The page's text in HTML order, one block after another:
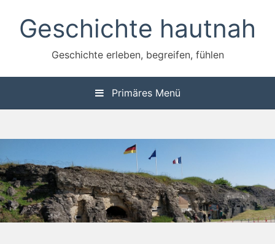
Inhalt
springenGeschichte hautnah
Geschichte erleben, begreifen, fühlen
Primäres Menü